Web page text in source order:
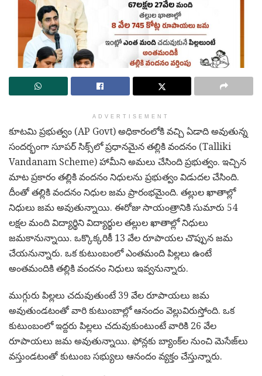
ADVERTISEMENT
కూటమి ప్రభుత్వం (AP Govt) అధికారంలోకి వచ్చి ఏడాది అవుతున్న
సందర్భంగా సూపర్ సిక్స్‌లో ప్రధానమైన తల్లికి వందనం (Talliki
Vandanam Scheme) హామీని అమలు చేసింది ప్రభుత్వం. ఇచ్చిన
మాట ప్రకారం తల్లికి వందనం నిధులను ప్రభుత్వం విడుదల చేసింది.
దీంతో తల్లికి వందనం నిధుల జమ ప్రారంభమైంది. తల్లుల ఖాతాల్లో
నిధులు జమ అవుతున్నాయి. ఈరోజు సాయంత్రానికి సుమారు 54
లక్షల మంది విద్యార్థిని విద్యార్థుల తల్లుల ఖాతాల్లో నిధులు
జమకానున్నాయి. ఒక్కొక్కరికీ 13 వేల రూపాయల చొప్పున జమ
చేయనున్నారు. ఒక కుటుంబంలో ఎంతమంది పిల్లలు ఉంటే
అంతమందికి తల్లికి వందనం నిధులు ఇవ్వనున్నారు.
ముగ్గురు పిల్లలు చదువుతుంటే 39 వేల రూపాయలు జమ
అవుతుండటంతో వారి కుటుంబాల్లో ఆనందం వెల్లువిరుస్తోంది. ఒక
కుటుంబంలో ఇద్దరు పిల్లలు చదువుకుంటుంటే వారికి 26 వేల
రూపాయలు జమ అవుతున్నాయి. ఫోన్లకు బ్యాంక్‌‌ల నుంచి మెసేజ్‌లు
వస్తుండటంతో కుటుంబ సభ్యులు ఆనందం వ్యక్తం చేస్తున్నారు.